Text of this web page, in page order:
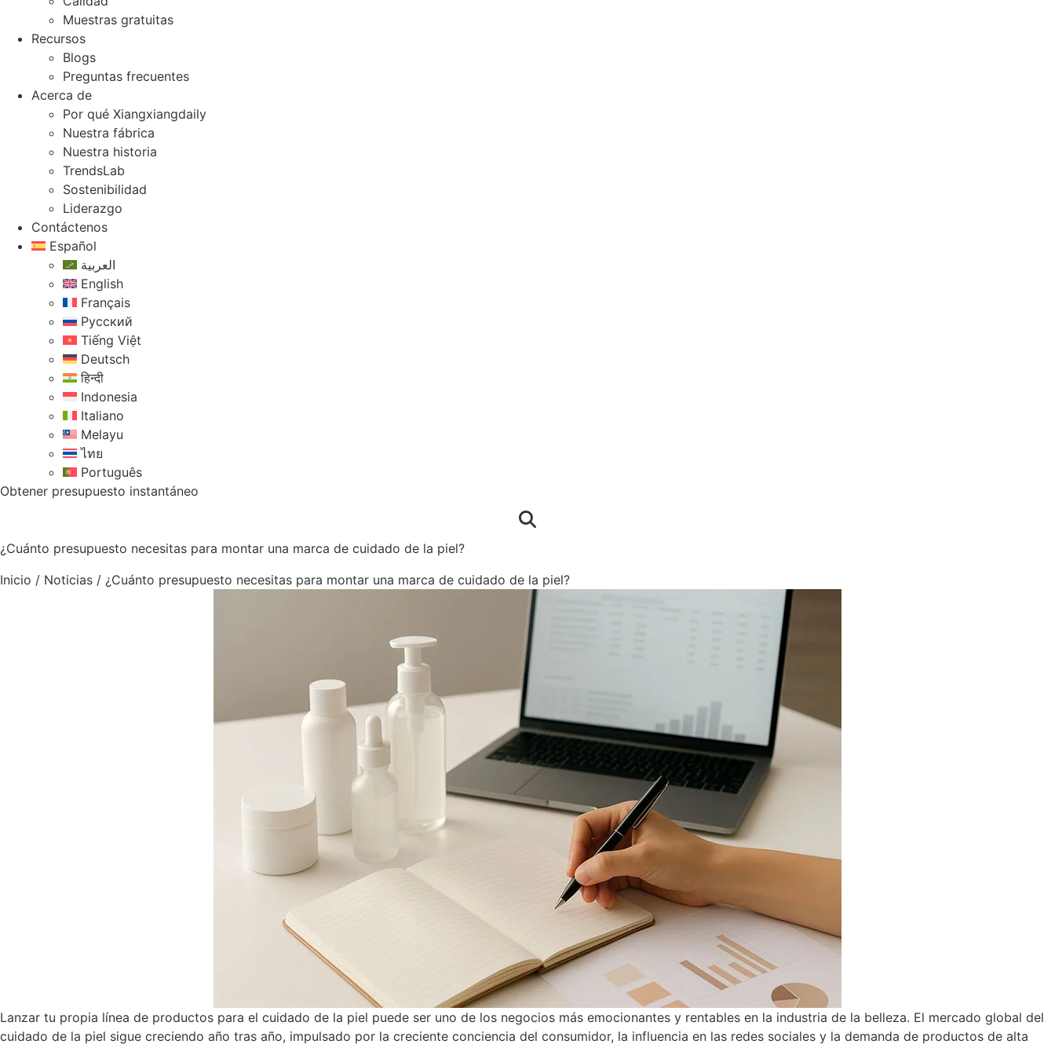
Muestras gratuitas
Recursos
Blogs
Preguntas frecuentes
Acerca de
Por qué Xiangxiangdaily
Nuestra fábrica
Nuestra historia
TrendsLab
Sostenibilidad
Liderazgo
Contáctenos
Español
العربية
English
Français
Русский
Tiếng Việt
Deutsch
हिन्दी
Indonesia
Italiano
Melayu
ไทย
Português
Obtener presupuesto instantáneo
¿Cuánto presupuesto necesitas para montar una marca de cuidado de la piel?
Inicio / Noticias / ¿Cuánto presupuesto necesitas para montar una marca de cuidado de la piel?
Lanzar tu propia línea de productos para el cuidado de la piel puede ser uno de los negocios más emocionantes y rentables en la industria de la belleza. El mercado global del
cuidado de la piel sigue creciendo año tras año, impulsado por la creciente conciencia del consumidor, la influencia en las redes sociales y la demanda de productos de alta